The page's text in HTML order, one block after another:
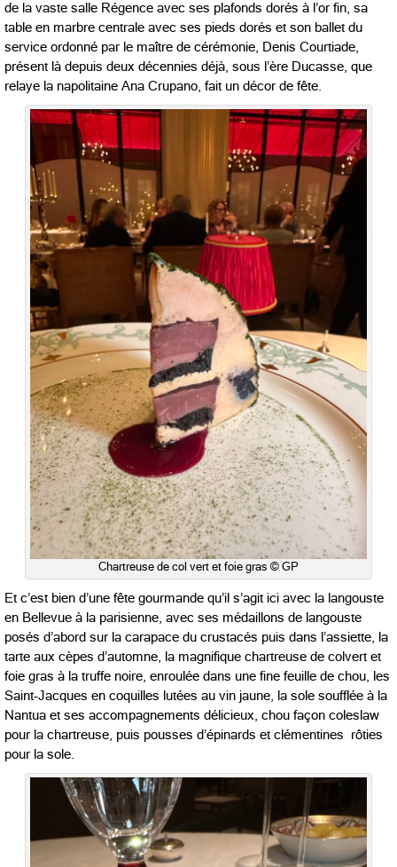
de la vaste salle Régence avec ses plafonds dorés à l’or fin, sa
table en marbre centrale avec ses pieds dorés et son ballet du
service ordonné par le maître de cérémonie, Denis Courtiade,
présent là depuis deux décennies déjà, sous l’ère Ducasse, que
relaye la napolitaine Ana Crupano, fait un décor de fête.
Chartreuse de col vert et foie gras © GP
Et c’est bien d’une fête gourmande qu’il s’agit ici avec la langouste
en Bellevue à la parisienne, avec ses médaillons de langouste
posés d’abord sur la carapace du crustacés puis dans l’assiette, la
tarte aux cèpes d’automne, la magnifique chartreuse de colvert et
foie gras à la truffe noire, enroulée dans une fine feuille de chou, les
Saint-Jacques en coquilles lutées au vin jaune, la sole soufflée à la
Nantua et ses accompagnements délicieux, chou façon coleslaw
pour la chartreuse, puis pousses d’épinards et clémentines rôties
pour la sole.